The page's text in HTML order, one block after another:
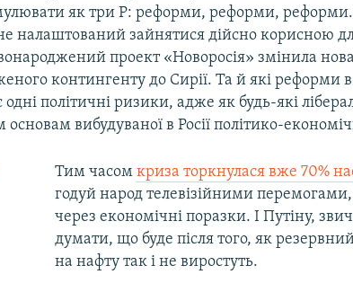
як три Р: реформи, реформи, реформи.
налаштований зайнятися дійсно корисною
проект «Новоросія» змінила
контингенту до Сирії. Та й які реформи в
одні політичні ризики, адже як будь-які
вибудуваної в Росії політико-
Тим часом криза торкнулася вже 70%
годуй народ телевізійними
через економічні поразки. І Путіну,
думати, що буде після того, як
на нафту так і не виростуть.